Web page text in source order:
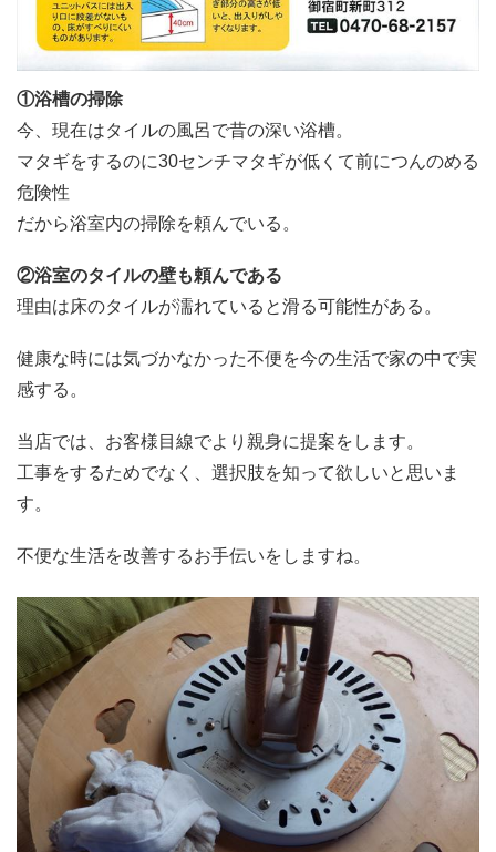
①浴槽の掃除
今、現在はタイルの風呂で昔の深い浴槽。
マタギをするのに30センチマタギが低くて前につんのめる
危険性
だから浴室内の掃除を頼んでいる。
②浴室のタイルの壁も頼んである
理由は床のタイルが濡れていると滑る可能性がある。
健康な時には気づかなかった不便を今の生活で家の中で実
感する。
当店では、お客様目線でより親身に提案をします。
工事をするためでなく、選択肢を知って欲しいと思いま
す。
不便な生活を改善するお手伝いをしますね。